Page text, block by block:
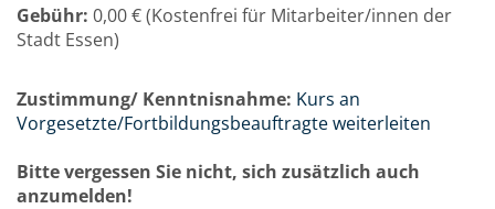
Gebühr: 0,00 € (Kostenfrei für Mitarbeiter/innen der
Stadt Essen)
Zustimmung/ Kenntnisnahme: Kurs an
Vorgesetzte/Fortbildungsbeauftragte weiterleiten
Bitte vergessen Sie nicht, sich zusätzlich auch
anzumelden!